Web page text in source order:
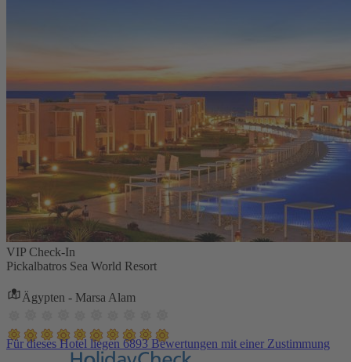
VIP Check-In
Pickalbatros Sea World Resort
Ägypten - Marsa Alam
Für dieses Hotel liegen 6893 Bewertungen mit einer Zustimmung